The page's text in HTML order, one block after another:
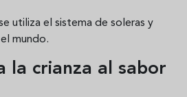
utiliza el sistema de soleras y
mundo.
la crianza al sabor